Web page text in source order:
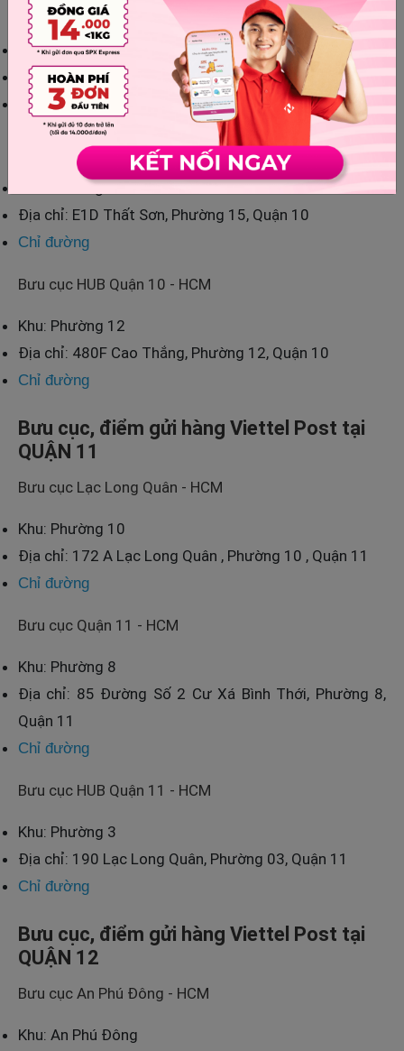
Bưu cục Quận 10 - HCM
Khu: Phường 12
Địa chỉ: 37 Hòa Hưng, P.12, Quận 10, HCM
Chỉ đường
Bưu cục TT Quận 10 - HCM
Khu: Phường 15
Địa chỉ: E1D Thất Sơn, Phường 15, Quận 10
Chỉ đường
Bưu cục HUB Quận 10 - HCM
Khu: Phường 12
Địa chỉ: 480F Cao Thắng, Phường 12, Quận 10
Chỉ đường
Bưu cục, điểm gửi hàng Viettel Post tại
QUẬN 11
Bưu cục Lạc Long Quân - HCM
Khu: Phường 10
Địa chỉ: 172 A Lạc Long Quân , Phường 10 , Quận 11
Chỉ đường
Bưu cục Quận 11 - HCM
Khu: Phường 8
Địa chỉ: 85 Đường Số 2 Cư Xá Bình Thới, Phường 8,
Quận 11
Chỉ đường
Bưu cục HUB Quận 11 - HCM
Khu: Phường 3
Địa chỉ: 190 Lạc Long Quân, Phường 03, Quận 11
Chỉ đường
Bưu cục, điểm gửi hàng Viettel Post tại
QUẬN 12
Bưu cục An Phú Đông - HCM
Khu: An Phú Đông